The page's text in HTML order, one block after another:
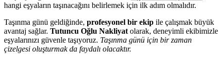
hangi eşyaların taşınacağını belirlemek için ilk adım olmalıdır.
Taşınma günü geldiğinde, profesyonel bir ekip ile çalışmak büyük
avantaj sağlar. Tutuncu Oğlu Nakliyat olarak, deneyimli ekibimizle
eşyalarınızı güvenle taşıyoruz. Taşınma günü için bir zaman
çizelgesi oluşturmak da faydalı olacaktır.